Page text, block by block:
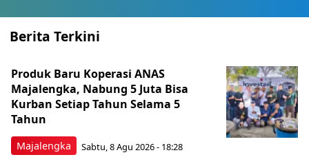
Berita Terkini
Majalengka
Produk Baru Koperasi ANAS
Majalengka, Nabung 5 Juta Bisa
Kurban Setiap Tahun Selama 5
Tahun
Sabtu, 8 Agu 2026 - 18:28